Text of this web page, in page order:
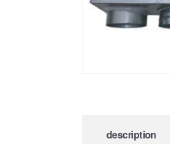
description